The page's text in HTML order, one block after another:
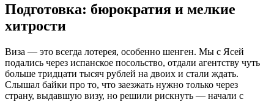
Подготовка: бюрократия и мелкие
хитрости
Виза — это всегда лотерея, особенно шенген. Мы с Ясей
подались через испанское посольство, отдали агентству чуть
больше тридцати тысяч рублей на двоих и стали ждать.
Слышал байки про то, что заезжать нужно только через
страну, выдавшую визу, но решили рискнуть — начали с